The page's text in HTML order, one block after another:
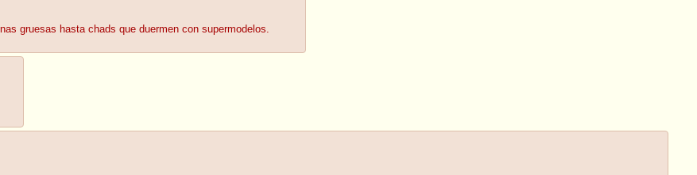
gruesas hasta chads que duermen con supermodelos.